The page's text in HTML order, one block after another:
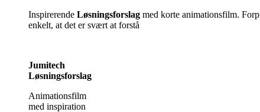
Inspirerende Løsningsforslag med korte animationsfilm.
enkelt, at det er svært at forstå
Jumitech
Løsningsforslag
Animationsfilm
med inspiration